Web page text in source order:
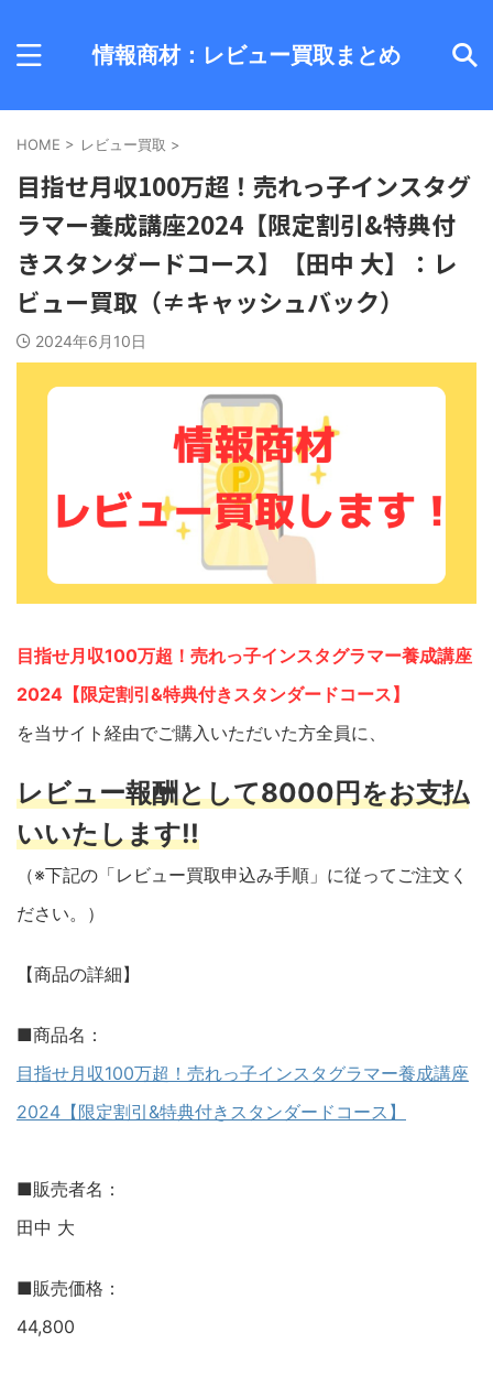
情報商材：レビュー買取まとめ
HOME > レビュー買取 >
目指せ月収100万超！売れっ子インスタグ
ラマー養成講座2024【限定割引&特典付
きスタンダードコース】【田中 大】：レ
ビュー買取（≠キャッシュバック）
2024年6月10日
目指せ月収100万超！売れっ子インスタグラマー養成講座
2024【限定割引&特典付きスタンダードコース】
を当サイト経由でご購入いただいた方全員に、
レビュー報酬として8000円をお支払
いいたします!!
（※下記の「レビュー買取申込み手順」に従ってご注文く
ださい。）
【商品の詳細】
■商品名：
目指せ月収100万超！売れっ子インスタグラマー養成講座
2024【限定割引&特典付きスタンダードコース】
■販売者名：
田中 大
■販売価格：
44,800